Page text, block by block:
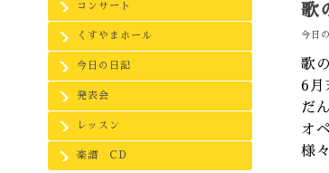
コンサート
くすやまホール
今日の日記
発表会
レッスン
楽譜 CD
歌
今日
歌
6月
だ
オ
様